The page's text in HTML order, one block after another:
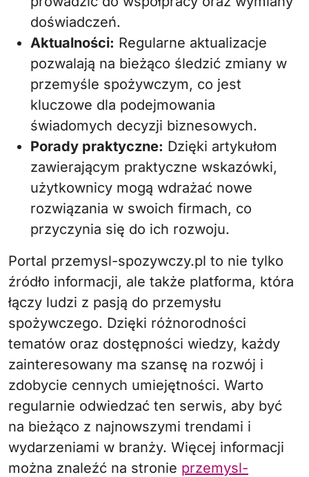
doświadczeń.
Aktualności: Regularne aktualizacje
pozwalają na bieżąco śledzić zmiany w
przemyśle spożywczym, co jest
kluczowe dla podejmowania
świadomych decyzji biznesowych.
Porady praktyczne: Dzięki artykułom
zawierającym praktyczne wskazówki,
użytkownicy mogą wdrażać nowe
rozwiązania w swoich firmach, co
przyczynia się do ich rozwoju.
Portal przemysl-spozywczy.pl to nie tylko
źródło informacji, ale także platforma, która
łączy ludzi z pasją do przemysłu
spożywczego. Dzięki różnorodności
tematów oraz dostępności wiedzy, każdy
zainteresowany ma szansę na rozwój i
zdobycie cennych umiejętności. Warto
regularnie odwiedzać ten serwis, aby być
na bieżąco z najnowszymi trendami i
wydarzeniami w branży. Więcej informacji
można znaleźć na stronie przemysl-